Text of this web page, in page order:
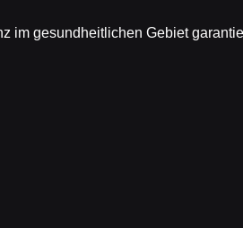
im gesundheitlichen Gebiet